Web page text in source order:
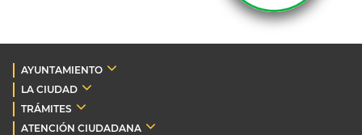
AYUNTAMIENTO
LA CIUDAD
TRÁMITES
ATENCIÓN CIUDADANA